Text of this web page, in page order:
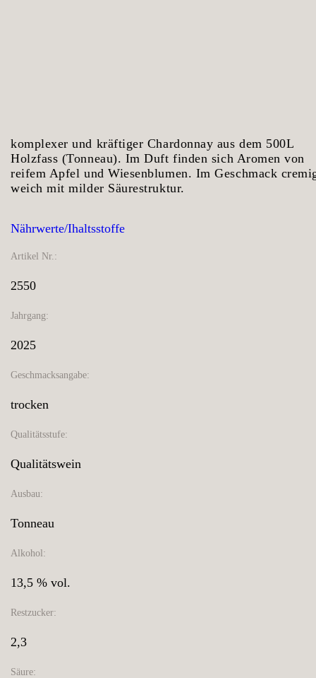
komplexer und kräftiger Chardonnay aus dem 500L
Holzfass (Tonneau). Im Duft finden sich Aromen von
reifem Apfel und Wiesenblumen. Im Geschmack
weich mit milder Säurestruktur.
Nährwerte/Ihaltsstoffe
Artikel Nr.:
2550
Jahrgang:
2025
Geschmacksangabe:
trocken
Qualitätsstufe:
Qualitätswein
Ausbau:
Tonneau
Alkohol:
13,5 % vol.
Restzucker:
2,3
Säure: